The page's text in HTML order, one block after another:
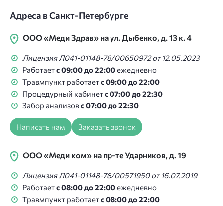
Адреса в Санкт-Петербурге
ООО «Меди Здрав» на ул. Дыбенко, д. 13 к. 4
Лицензия Л041-01148-78/00650972 от 12.05.2023
Работаетс 09:00 до 22:00ежедневно
Травмпункт работаетс 09:00 до 22:00
Процедурный кабинетс 07:00 до 22:30
Забор анализовс 07:00 до 22:30
Написать нам Заказать звонок
ООО «Меди ком» на пр-те Ударников, д. 19
Лицензия Л041-01148-78/00571950 от 16.07.2019
Работаетс 08:00 до 22:00ежедневно
Травмпункт работаетс 08:00 до 22:00